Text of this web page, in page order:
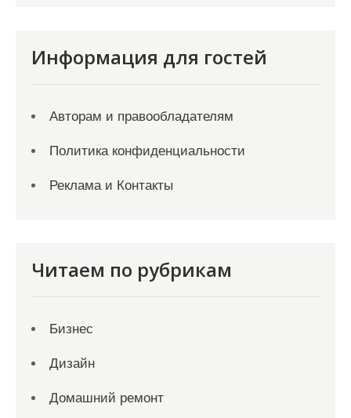
Информация для гостей
Авторам и правообладателям
Политика конфиденциальности
Реклама и Контакты
Читаем по рубрикам
Бизнес
Дизайн
Домашний ремонт